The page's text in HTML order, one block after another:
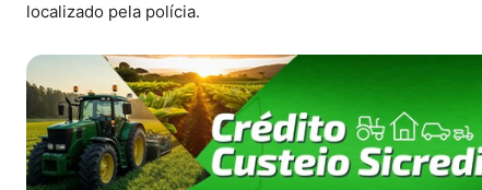
localizado pela polícia.